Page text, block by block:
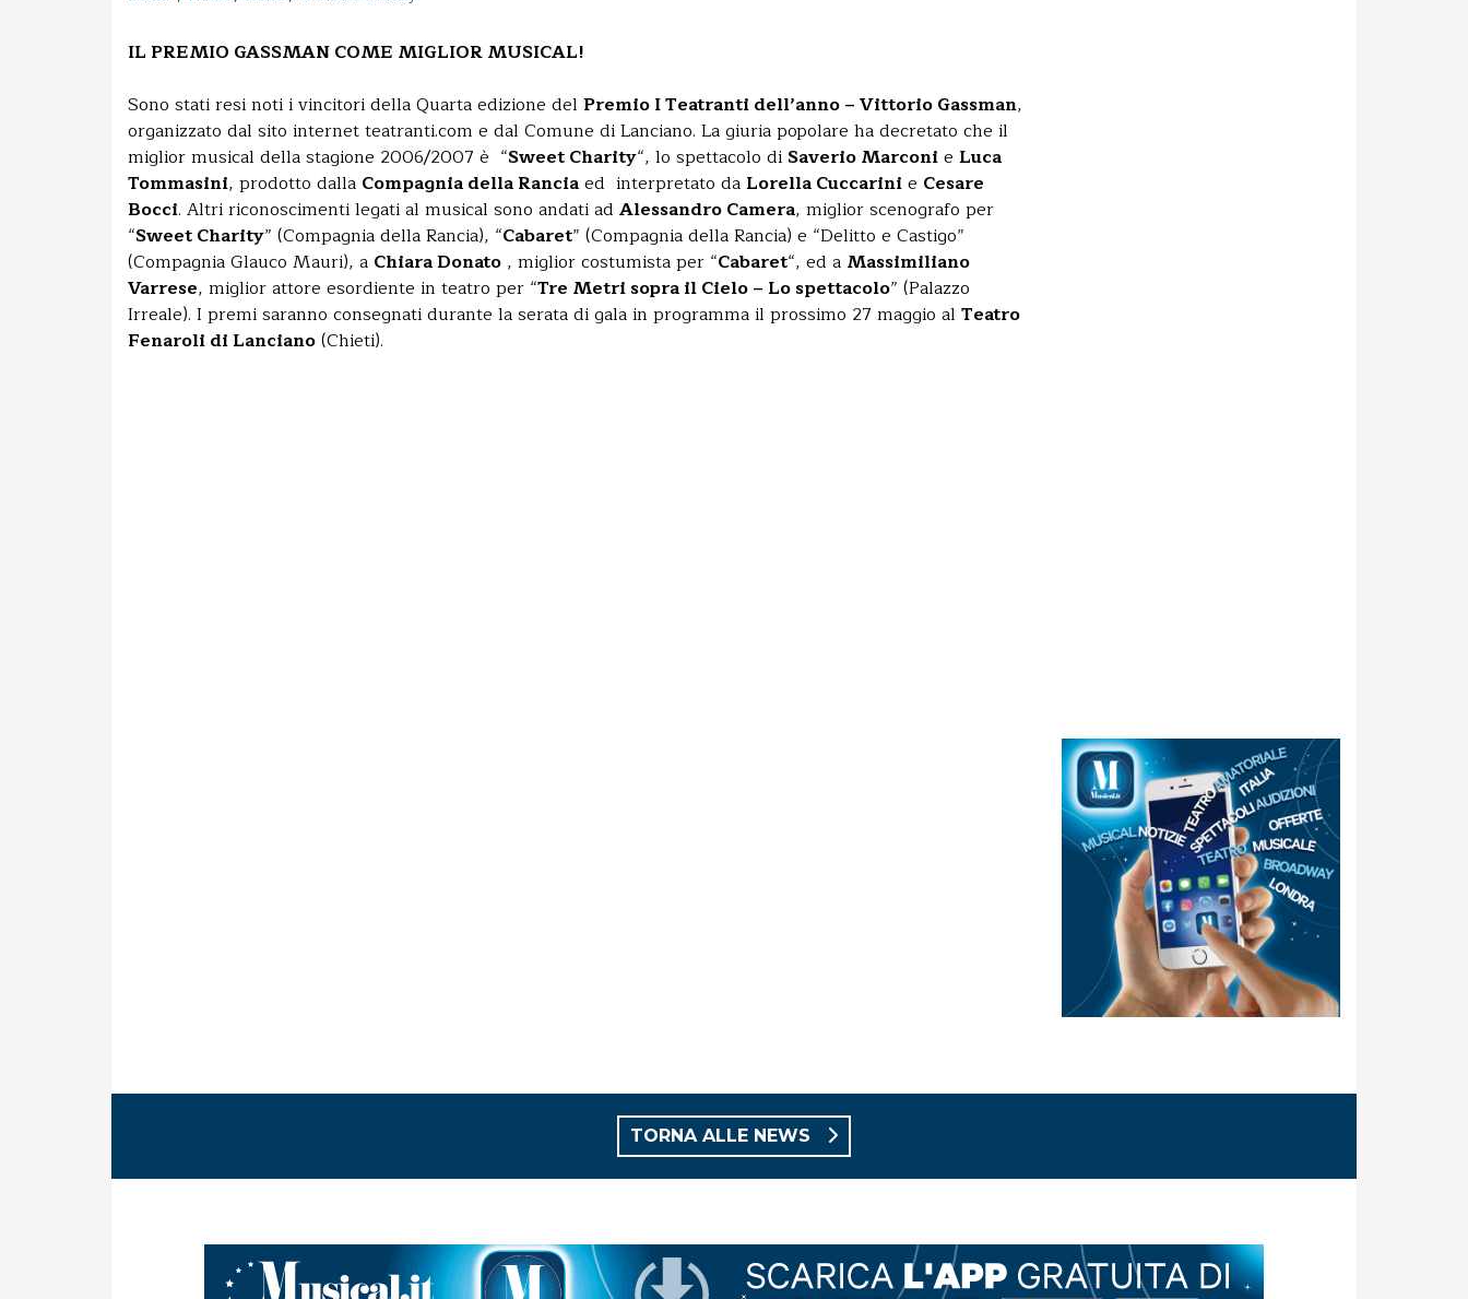
IL PREMIO GASSMAN COME MIGLIOR MUSICAL!
Sono stati resi noti i vincitori della Quarta edizione del Premio I Teatranti dell’anno – Vittorio Gassman,
organizzato dal sito internet teatranti.com e dal Comune di Lanciano. La giuria popolare ha decretato che il
miglior musical della stagione 2006/2007 è “Sweet Charity“, lo spettacolo di Saverio Marconie Luca
Tommasini, prodotto dalla Compagnia della Ranciaed interpretato daLorella Cuccarinie Cesare
Bocci. Altri riconoscimenti legati al musical sono andati ad Alessandro Camera, miglior scenografo per
“Sweet Charity” (Compagnia della Rancia), “Cabaret” (Compagnia della Rancia) e “Delitto e Castigo”
(Compagnia Glauco Mauri), a Chiara Donato , miglior costumista per “Cabaret“, ed a Massimiliano
Varrese, miglior attore esordiente in teatro per “Tre Metri sopra il Cielo – Lo spettacolo” (Palazzo
Irreale). I premi saranno consegnati durante la serata di gala in programma il prossimo 27 maggio al Teatro
Fenaroli di Lanciano(Chieti).
TORNA ALLE NEWS